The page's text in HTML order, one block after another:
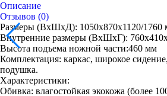
Описание
Отзывов (0)
Размеры (ВхШхД): 1050х870х1120/1760
Внутренние размеры (ВхШхГ):
Высота подъема ножной части:460 мм
Комплектация: каркас, широкое
подушка.
Характеристики:
Обивка: влагостойкая экокожа (более